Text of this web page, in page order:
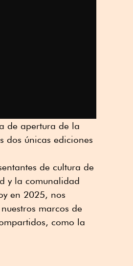
de apertura de la
dos únicas ediciones
de cultura de
y la comunalidad
en 2025, nos
marcos de
como la